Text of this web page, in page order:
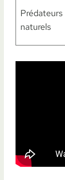
Prédateurs
naturels